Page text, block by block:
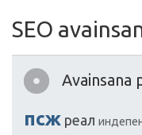
SEO
Avainsana
псж реал